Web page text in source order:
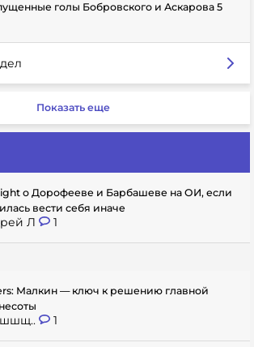
голы Бобровского и Аскарова 5
Показать еще
о Дорофееве и Барбашеве на ОИ, если
вести себя иначе
Л 1
Малкин — ключ к решению главной
1